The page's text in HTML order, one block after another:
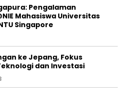
Pengalaman
Mahasiswa Universitas
Singapore
ke Jepang, Fokus
dan Investasi